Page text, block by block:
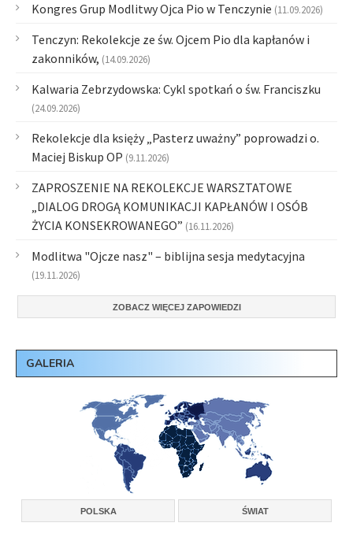
Kongres Grup Modlitwy Ojca Pio w Tenczynie (11.09.2026)
Tenczyn: Rekolekcje ze św. Ojcem Pio dla kapłanów i
zakonników, (14.09.2026)
Kalwaria Zebrzydowska: Cykl spotkań o św. Franciszku
(24.09.2026)
Rekolekcje dla księży „Pasterz uważny” poprowadzi o.
Maciej Biskup OP (9.11.2026)
ZAPROSZENIE NA REKOLEKCJE WARSZTATOWE
„DIALOG DROGĄ KOMUNIKACJI KAPŁANÓW I OSÓB
ŻYCIA KONSEKROWANEGO” (16.11.2026)
Modlitwa "Ojcze nasz" – biblijna sesja medytacyjna
(19.11.2026)
ZOBACZ WIĘCEJ ZAPOWIEDZI
GALERIA
POLSKA ŚWIAT